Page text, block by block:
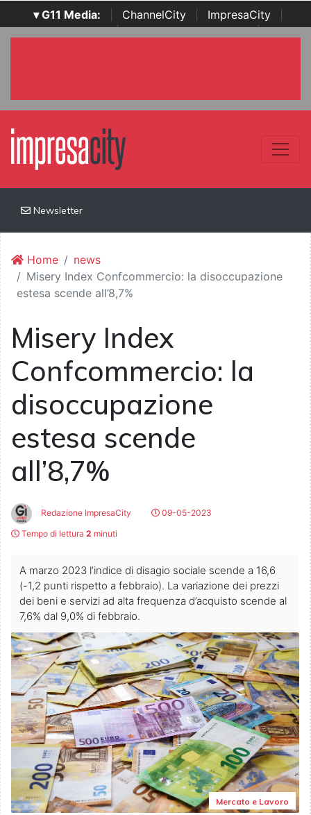
▾ G11 Media: ChannelCity ImpresaCity
SecurityOpenLab | Italian Channel Awards | Italian
Newsletter
Home
news
Misery Index Confcommercio: la disoccupazione
estesa scende all’8,7%
Misery Index
Confcommercio: la
disoccupazione
estesa scende
all’8,7%
Redazione ImpresaCity
09-05-2023
Tempo di lettura 2 minuti
A marzo 2023 l’indice di disagio sociale scende a 16,6
(-1,2 punti rispetto a febbraio). La variazione dei prezzi
dei beni e servizi ad alta frequenza d’acquisto scende al
7,6% dal 9,0% di febbraio.
Mercato e Lavoro